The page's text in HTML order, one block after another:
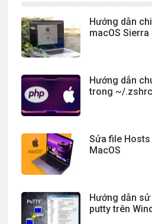
Hướng dẫn
macOS Sierra
Hướng dẫn
trong ~/
Sửa file
MacOS
Hướng dẫn
putty trên